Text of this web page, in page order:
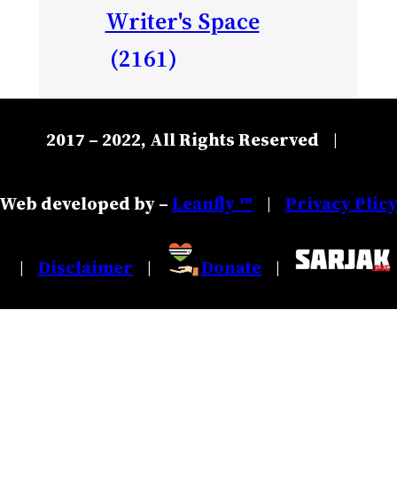
Writer's Space
(2161)
2017 – 2022, All Rights Reserved |
Web developed by –Leanfly ™ | Privacy Plicy
| Disclaimer | Donate |